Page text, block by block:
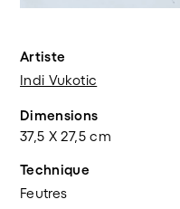
Artiste
Indi Vukotic
Dimensions
37,5 X 27,5 cm
Technique
Feutres